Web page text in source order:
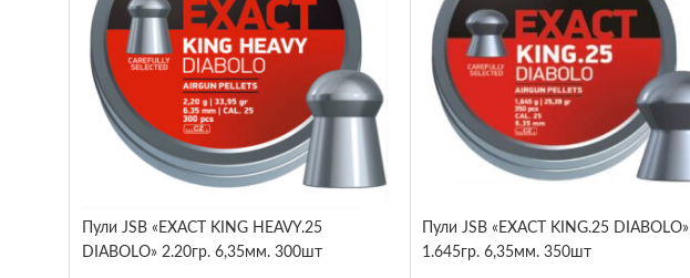
Пули JSB «EXACT KING HEAVY.25
DIABOLO» 2.20гр. 6,35мм. 300шт
Пули JSB «EXACT KING.25 DIABOLO»
1.645гр. 6,35мм. 350шт